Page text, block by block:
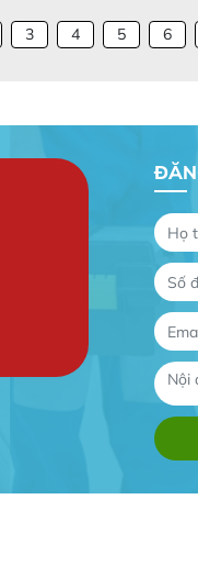
3 4 5 6